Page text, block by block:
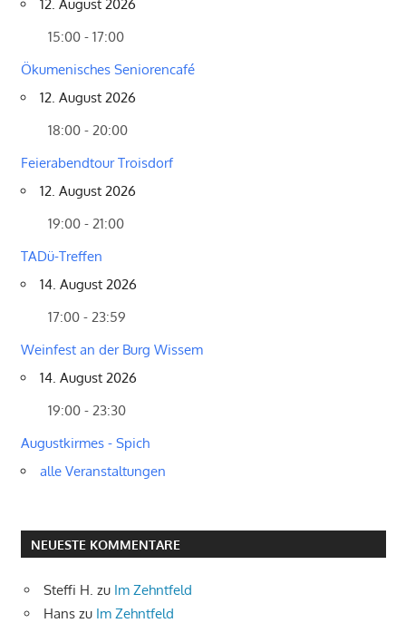
12. August 2026
15:00 - 17:00
Ökumenisches Seniorencafé
12. August 2026
18:00 - 20:00
Feierabendtour Troisdorf
12. August 2026
19:00 - 21:00
TADü-Treffen
14. August 2026
17:00 - 23:59
Weinfest an der Burg Wissem
14. August 2026
19:00 - 23:30
Augustkirmes - Spich
alle Veranstaltungen
NEUESTE KOMMENTARE
Steffi H. zu Im Zehntfeld
Hans zu Im Zehntfeld